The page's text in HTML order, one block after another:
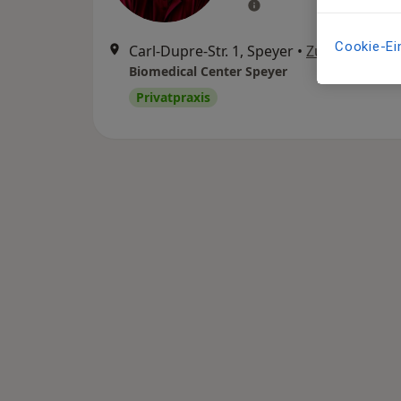
Carl-Dupre-Str. 1, Speyer • Zu Google
Biomedical Center Speyer
Privatpraxis
Cookie-